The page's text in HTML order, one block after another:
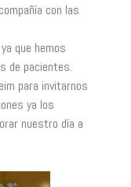
con las
que hemos
de pacientes.
para invitarnos
ya los
nuestro día a